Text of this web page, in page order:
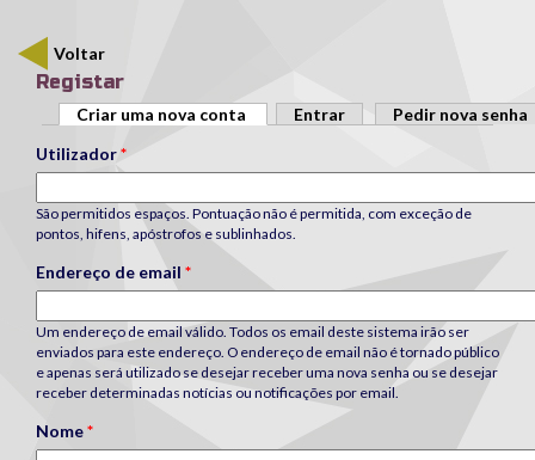
Voltar
Registar
Separadores primários
Criar uma nova conta (separador ativo)
Entrar
Pedir nova senha
Utilizador*
São permitidos espaços. Pontuação não é permitida, com exceção de
pontos, hifens, apóstrofos e sublinhados.
Endereço de email *
Um endereço de email válido. Todos os email deste sistema irão ser
enviados para este endereço. O endereço de email não é tornado público
e apenas será utilizado se desejar receber uma nova senha ou se desejar
receber determinadas notícias ou notificações por email.
Nome*